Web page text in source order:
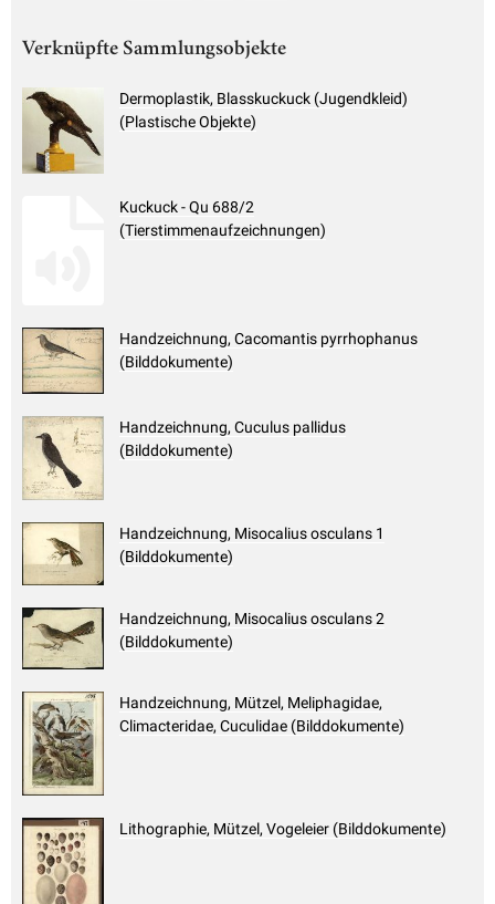
Verknüpfte Sammlungsobjekte
Dermoplastik, Blasskuckuck (Jugendkleid)
(Plastische Objekte)
Kuckuck - Qu 688/2
(Tierstimmenaufzeichnungen)
Handzeichnung, Cacomantis pyrrhophanus
(Bilddokumente)
Handzeichnung, Cuculus pallidus
(Bilddokumente)
Handzeichnung, Misocalius osculans 1
(Bilddokumente)
Handzeichnung, Misocalius osculans 2
(Bilddokumente)
Handzeichnung, Mützel, Meliphagidae,
Climacteridae, Cuculidae (Bilddokumente)
Lithographie, Mützel, Vogeleier (Bilddokumente)